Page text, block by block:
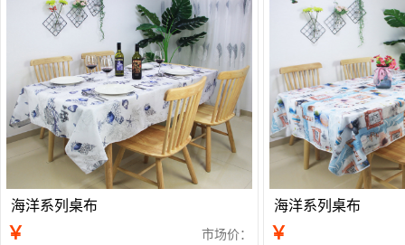
海洋系列桌布
￥ 市场价：
海洋系列桌布
￥